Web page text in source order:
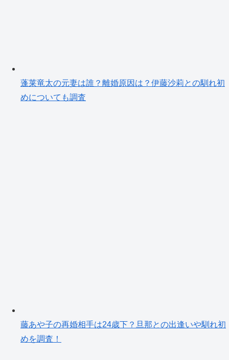
蓬莱竜太の元妻は誰？離婚原因は？伊藤沙莉との馴れ初
めについても調査
藤あや子の再婚相手は24歳下？旦那との出逢いや馴れ初
めを調査！